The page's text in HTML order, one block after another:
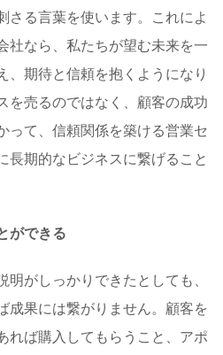
さる言葉を使います。これによ
社なら、私たちが望む未来を一
、期待と信頼を抱くようになり
を売るのではなく、顧客の成功
って、信頼関係を築ける営業セ
長期的なビジネスに繋げること
ができる
がしっかりできたとしても、
成果には繋がりません。顧客を
れば購入してもらうこと、アポ